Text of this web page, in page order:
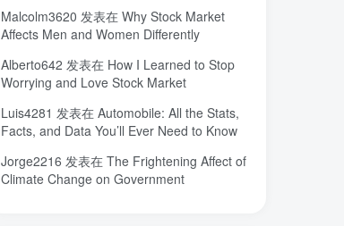
真空系统(1) 目标(1) 焦耳加热 (4)
潍坊(1) 流动性(1)
汽车电子开发和测试(1) 梦想家(1)
杜瓦(2) 曲速引擎 (1) 星空物语(1)
星河皓月 (1) 拉曼(1) 尚德机构(0)
宝塔(2) 学术会议(0) 大国崛起(1)
城市(2) 固态电解质(18) 固定翼(1)
命运(2) 吸引力法则(1) 君临(1)
Malcolm3620 发表在 Why Stock Market
Affects Men and Women Differently
Alberto642 发表在 How I Learned to Stop
Worrying and Love Stock Market
Luis4281 发表在 Automobile: All the Stats,
Facts, and Data You’ll Ever Need to Know
Jorge2216 发表在 The Frightening Affect of
Climate Change on Government